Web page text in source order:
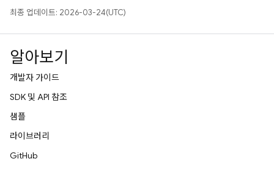
최종 업데이트: 2026-03-24(UTC)
알아보기
개발자 가이드
SDK 및 API 참조
샘플
라이브러리
GitHub